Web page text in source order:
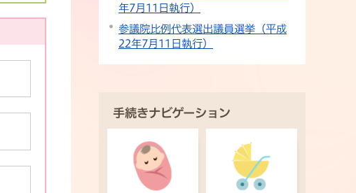
年7月11日執行）
参議院比例代表選出議員選挙（平成
22年7月11日執行）
手続きナビゲーション